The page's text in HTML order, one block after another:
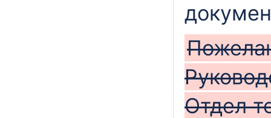
Отдел